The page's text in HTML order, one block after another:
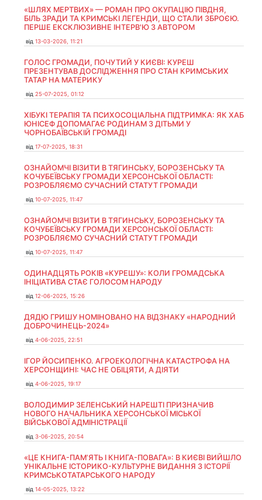
«ШЛЯХ МЕРТВИХ» — РОМАН ПРО ОКУПАЦІЮ ПІВДНЯ,
БІЛЬ ЗРАДИ ТА КРИМСЬКІ ЛЕГЕНДИ, ЩО СТАЛИ ЗБРОЄЮ.
ПЕРШЕ ЕКСКЛЮЗИВНЕ ІНТЕРВ'Ю З АВТОРОМ
від 13-03-2026, 11:21
ГОЛОС ГРОМАДИ, ПОЧУТИЙ У КИЄВІ: КУРЕШ
ПРЕЗЕНТУВАВ ДОСЛІДЖЕННЯ ПРО СТАН КРИМСЬКИХ
ТАТАР НА МАТЕРИКУ
від 25-07-2025, 01:12
ХІБУКІ ТЕРАПІЯ ТА ПСИХОСОЦІАЛЬНА ПІДТРИМКА: ЯК ХАБ
ЮНІСЕФ ДОПОМАГАЄ РОДИНАМ З ДІТЬМИ У
ЧОРНОБАЇВСЬКІЙ ГРОМАДІ
від 17-07-2025, 18:31
ОЗНАЙОМЧІ ВІЗИТИ В ТЯГИНСЬКУ, БОРОЗЕНСЬКУ ТА
КОЧУБЕЇВСЬКУ ГРОМАДИ ХЕРСОНСЬКОЇ ОБЛАСТІ:
РОЗРОБЛЯЄМО СУЧАСНИЙ СТАТУТ ГРОМАДИ
від 10-07-2025, 11:47
ОЗНАЙОМЧІ ВІЗИТИ В ТЯГИНСЬКУ, БОРОЗЕНСЬКУ ТА
КОЧУБЕЇВСЬКУ ГРОМАДИ ХЕРСОНСЬКОЇ ОБЛАСТІ:
РОЗРОБЛЯЄМО СУЧАСНИЙ СТАТУТ ГРОМАДИ
від 10-07-2025, 11:47
ОДИНАДЦЯТЬ РОКІВ «КУРЕШУ»: КОЛИ ГРОМАДСЬКА
ІНІЦІАТИВА СТАЄ ГОЛОСОМ НАРОДУ
від 12-06-2025, 15:26
ДЯДЮ ГРИШУ НОМІНОВАНО НА ВІДЗНАКУ «НАРОДНИЙ
ДОБРОЧИНЕЦЬ-2024»
від 4-06-2025, 22:51
ІГОР ЙОСИПЕНКО. АГРОЕКОЛОГІЧНА КАТАСТРОФА НА
ХЕРСОНЩИНІ: ЧАС НЕ ОБІЦЯТИ, А ДІЯТИ
від 4-06-2025, 19:17
ВОЛОДИМИР ЗЕЛЕНСЬКИЙ НАРЕШТІ ПРИЗНАЧИВ
НОВОГО НАЧАЛЬНИКА ХЕРСОНСЬКОЇ МІСЬКОЇ
ВІЙСЬКОВОЇ АДМІНІСТРАЦІЇ
від 3-06-2025, 20:54
«ЦЕ КНИГА-ПАМ’ЯТЬ І КНИГА-ПОВАГА»: В КИЄВІ ВИЙШЛО
УНІКАЛЬНЕ ІСТОРИКО-КУЛЬТУРНЕ ВИДАННЯ З ІСТОРІЇ
КРИМСЬКОТАТАРСЬКОГО НАРОДУ
від 14-05-2025, 13:22